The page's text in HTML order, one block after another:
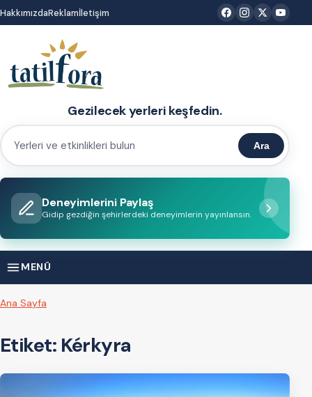
İçeriğe
atla
HakkımızdaReklamİletişim
Gezilecek yerleri keşfedin.
Yerleri
etkinlikleri
bulun
Ara
Deneyimlerini Paylaş
Gidip gezdiğin şehirlerdeki deneyimlerin yayınlansın.
MENÜ
Ana Sayfa
Etiket: Kérkyra